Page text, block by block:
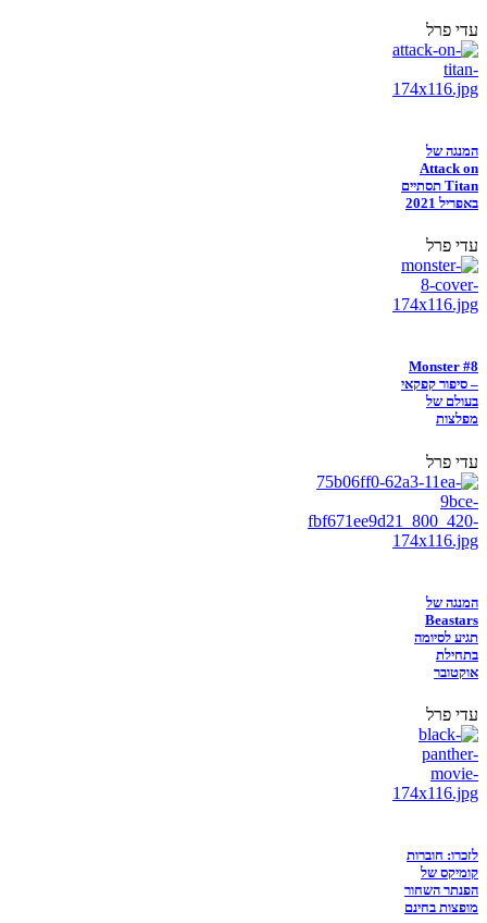
עדי פרל
המנגה של
Attack on
Titan תסתיים
באפריל 2021
עדי פרל
Monster #8
– סיפור קפקאי
בעולם של
מפלצות
עדי פרל
המנגה של
Beastars
תגיע לסיומה
בתחילת
אוקטובר
עדי פרל
לזכרו: חוברות
קומיקס של
הפנתר השחור
מופצות בחינם